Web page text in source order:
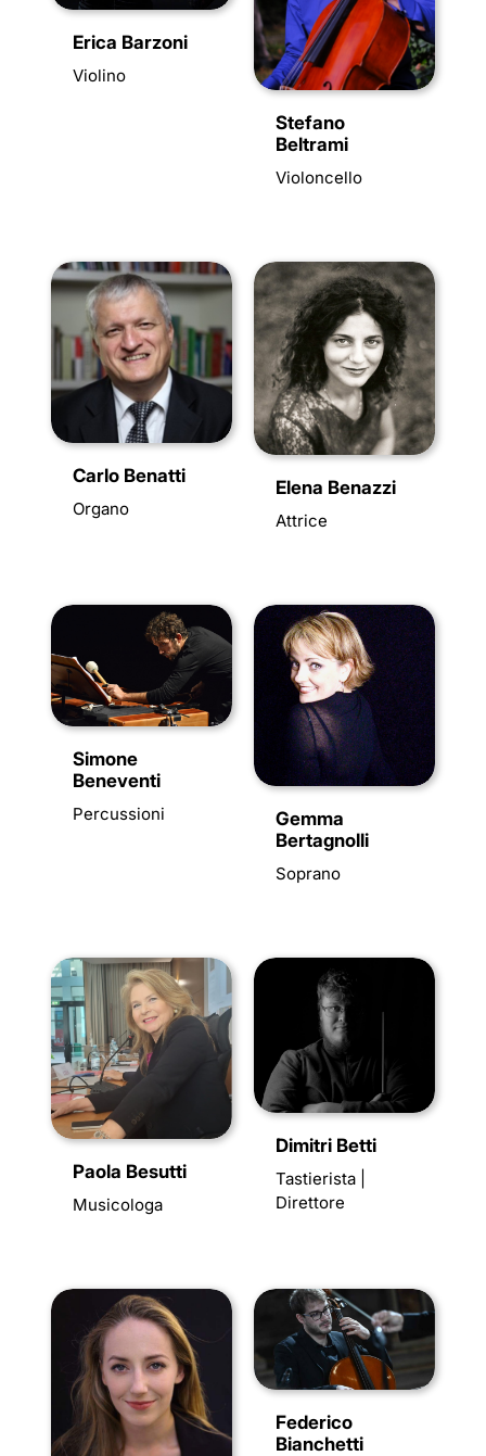
Erica Barzoni
Violino
Stefano
Beltrami
Violoncello
Carlo Benatti
Organo
Elena Benazzi
Attrice
Simone
Beneventi
Percussioni
Gemma
Bertagnolli
Soprano
Paola Besutti
Musicologa
Dimitri Betti
Tastierista |
Direttore
Federico
Bianchetti